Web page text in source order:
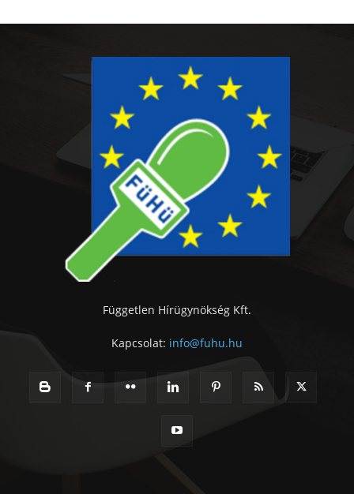
Független Hírügynökség Kft.
Kapcsolat: info@fuhu.hu